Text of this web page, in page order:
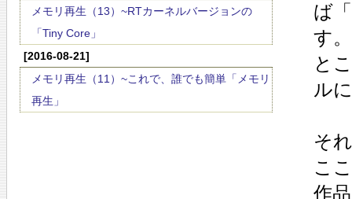
メモリ再生（13）~RTカーネルバージョンの
「Tiny Core」
[2016-08-21]
メモリ再生（11）~これで、誰でも簡単「メモリ
再生」
ば
す。
と
ル
そ
こ
作